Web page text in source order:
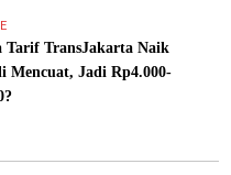
Tarif TransJakarta Naik
Mencuat, Jadi Rp4.000-